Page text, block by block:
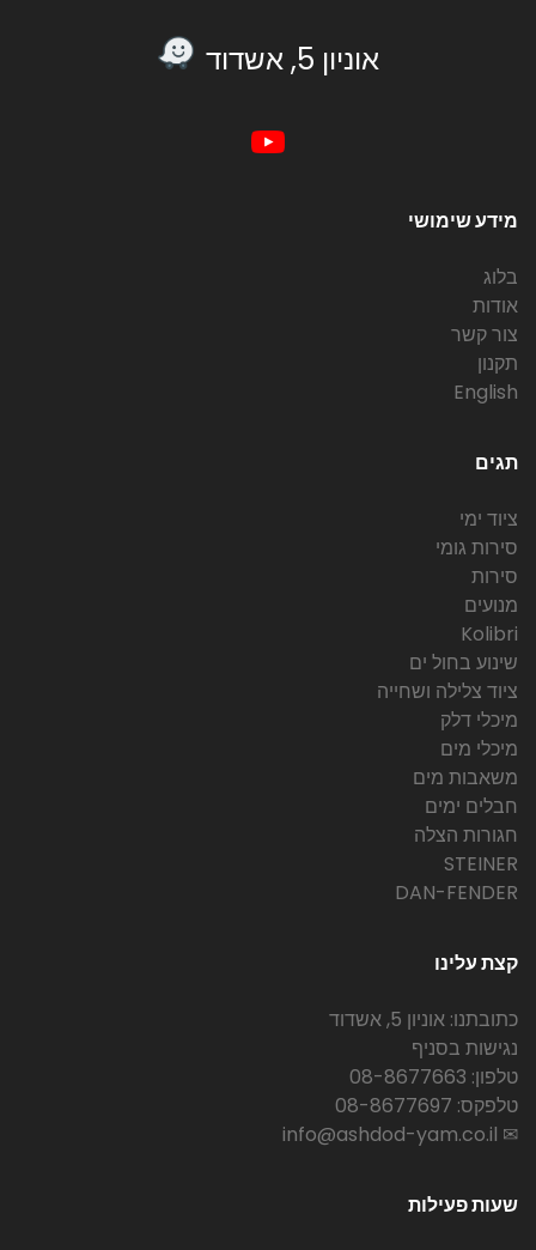
אוניון 5, אשדוד
מידע שימושי
בלוג
אודות
צור קשר
תקנון
English
תגים
ציוד ימי
סירות גומי
סירות
מנועים
Kolibri
שינוע בחול ים
ציוד צלילה ושחייה
מיכלי דלק
מיכלי מים
משאבות מים
חבלים ימים
חגורות הצלה
STEINER
DAN-FENDER
קצת עלינו
כתובתנו: אוניון 5, אשדוד
נגישות בסניף
טלפון: 08-8677663
טלפקס: 08-8677697
✉ info@ashdod-yam.co.il
שעות פעילות